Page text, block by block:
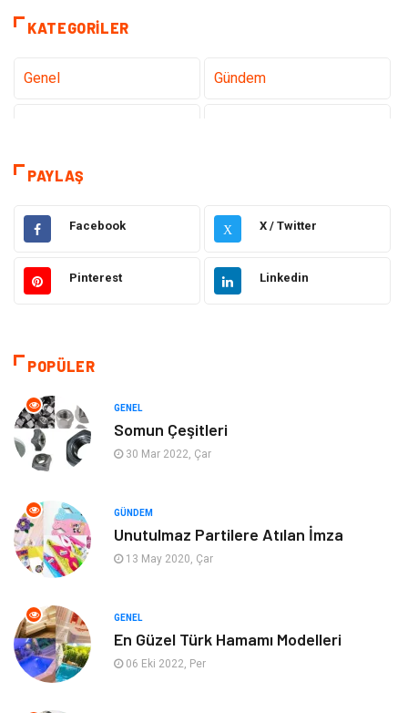
KATEGORILER
Genel Gündem
Tanıtıcı Reklam
Elektrik Elektronik Makine
Otomotiv Ulaşım ve Taşımacılık
Giyim
Eğitim & Kariyer
Alışveriş
Organizasyon Mobilya
Tatil Finans & Ekonomi
Turizm
PAYLAŞ
Facebook X X / Twitter
Pinterest Linkedin
POPÜLER
GENEL
Somun Çeşitleri
30 Mar 2022, Çar
GÜNDEM
Unutulmaz Partilere Atılan İmza
13 May 2020, Çar
GENEL
En Güzel Türk Hamamı Modelleri
06 Eki 2022, Per